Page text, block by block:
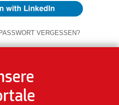
VERGESSEN?